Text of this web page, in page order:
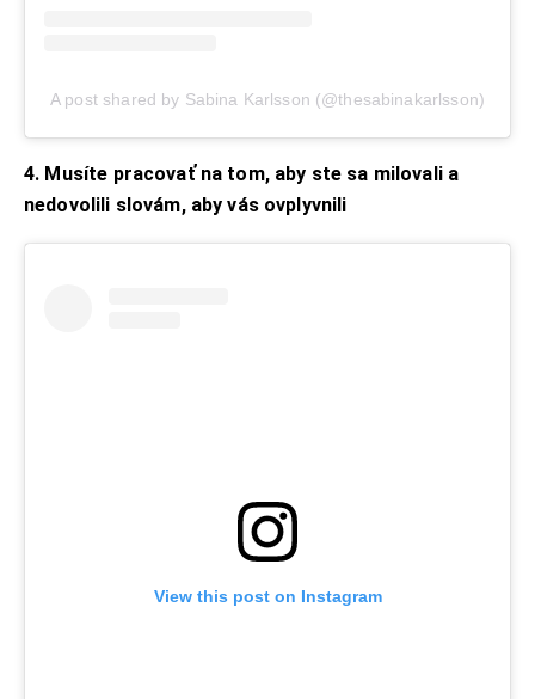
A post shared by Sabina Karlsson (@thesabinakarlsson)
4. Musíte pracovať na tom, aby ste sa milovali a
nedovolili slovám, aby vás ovplyvnili
View this post on Instagram